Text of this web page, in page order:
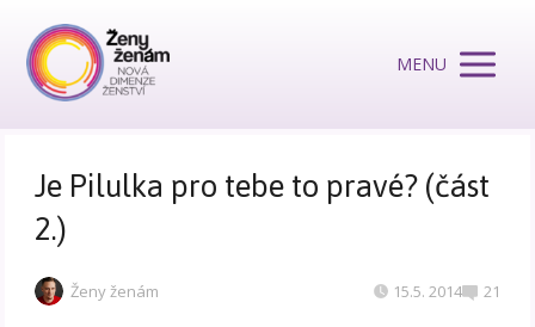
MENU
Je Pilulka pro tebe to pravé? (část
2.)
Ženy ženám 15.5. 2014 21